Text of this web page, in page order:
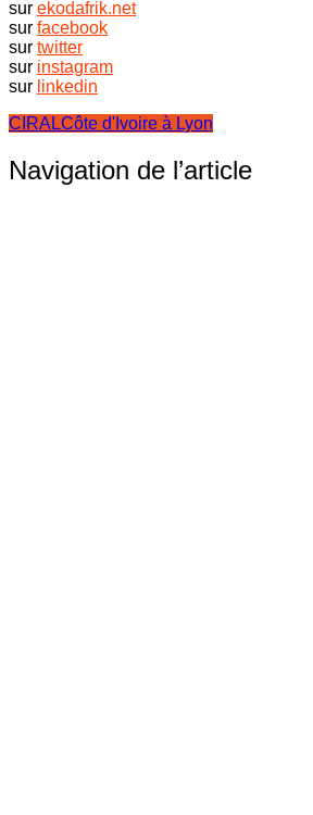
sur ekodafrik.net
sur facebook
sur twitter
sur instagram
sur linkedin
CIRALCôte d'Ivoire à Lyon
Navigation de l’article